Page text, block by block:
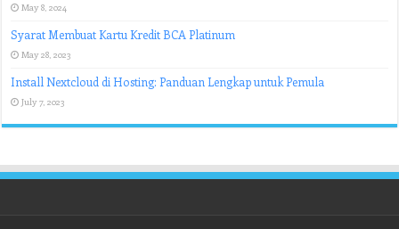
May 8, 2024
Syarat Membuat Kartu Kredit BCA Platinum
May 28, 2023
Install Nextcloud di Hosting: Panduan Lengkap untuk Pemula
July 7, 2023